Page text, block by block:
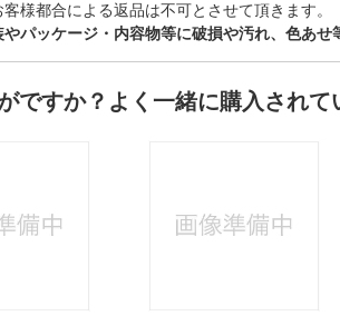
様都合による返品は不可とさせて頂きます。
パッケージ・内容物等に破損や汚れ、色あ
ですか？よく一緒に購入されて